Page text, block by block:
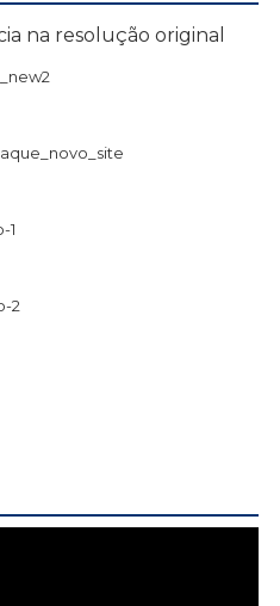
na resolução original
1
2